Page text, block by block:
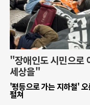
"장애인도 시민으로
세상을"
'평등으로 가는 지하철'
펼쳐